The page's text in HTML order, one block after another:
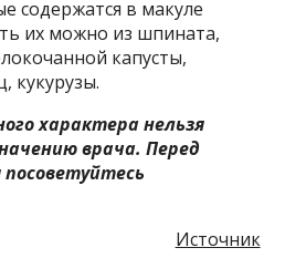
содержатся в макуле
их можно из шпината,
капусты,
кукурузы.
характера нельзя
врача. Перед
Источник